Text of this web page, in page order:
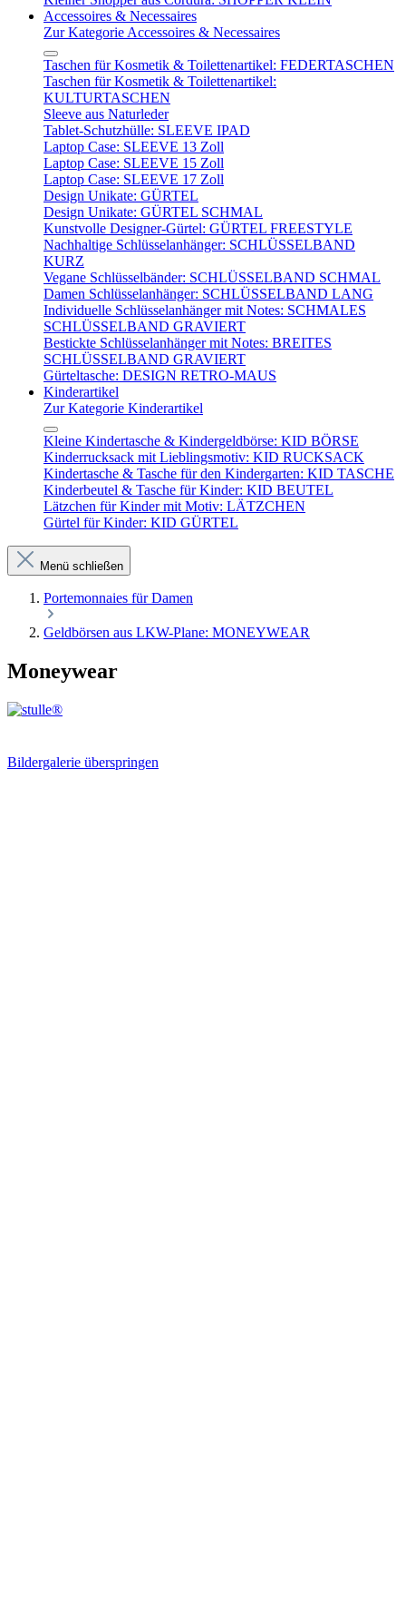
Accessoires & Necessaires
Zur Kategorie Accessoires & Necessaires
Taschen für Kosmetik & Toilettenartikel: FEDERTASCHEN
Taschen für Kosmetik & Toilettenartikel:
KULTURTASCHEN
Sleeve aus Naturleder
Tablet-Schutzhülle: SLEEVE IPAD
Laptop Case: SLEEVE 13 Zoll
Laptop Case: SLEEVE 15 Zoll
Laptop Case: SLEEVE 17 Zoll
Design Unikate: GÜRTEL
Design Unikate: GÜRTEL SCHMAL
Kunstvolle Designer-Gürtel: GÜRTEL FREESTYLE
Nachhaltige Schlüsselanhänger: SCHLÜSSELBAND
KURZ
Vegane Schlüsselbänder: SCHLÜSSELBAND SCHMAL
Damen Schlüsselanhänger: SCHLÜSSELBAND LANG
Individuelle Schlüsselanhänger mit Notes: SCHMALES
SCHLÜSSELBAND GRAVIERT
Bestickte Schlüsselanhänger mit Notes: BREITES
SCHLÜSSELBAND GRAVIERT
Gürteltasche: DESIGN RETRO-MAUS
Kinderartikel
Zur Kategorie Kinderartikel
Kleine Kindertasche & Kindergeldbörse: KID BÖRSE
Kinderrucksack mit Lieblingsmotiv: KID RUCKSACK
Kindertasche & Tasche für den Kindergarten: KID TASCHE
Kinderbeutel & Tasche für Kinder: KID BEUTEL
Lätzchen für Kinder mit Motiv: LÄTZCHEN
Gürtel für Kinder: KID GÜRTEL
Menü schließen
Portemonnaies für Damen
Geldbörsen aus LKW-Plane: MONEYWEAR
Moneywear
Bildergalerie überspringen